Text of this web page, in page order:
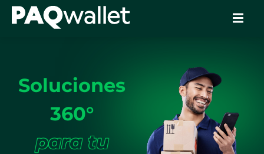
Soluciones
360°
para tu